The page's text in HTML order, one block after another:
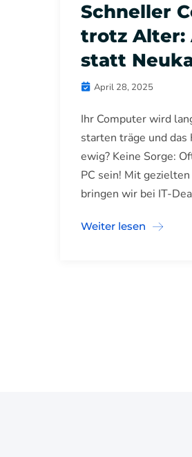
Schneller
trotz Alter:
statt
April 28, 2025
Ihr Computer wird
starten träge und das
ewig? Keine Sorge:
PC sein! Mit
bringen wir bei IT-
Weiter lesen